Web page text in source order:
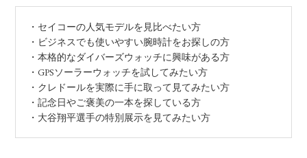
・セイコーの人気モデルを見比べたい方
・ビジネスでも使いやすい腕時計をお探しの方
・本格的なダイバーズウォッチに興味がある方
・GPSソーラーウォッチを試してみたい方
・クレドールを実際に手に取って見てみたい方
・記念日やご褒美の一本を探している方
・大谷翔平選手の特別展示を見てみたい方